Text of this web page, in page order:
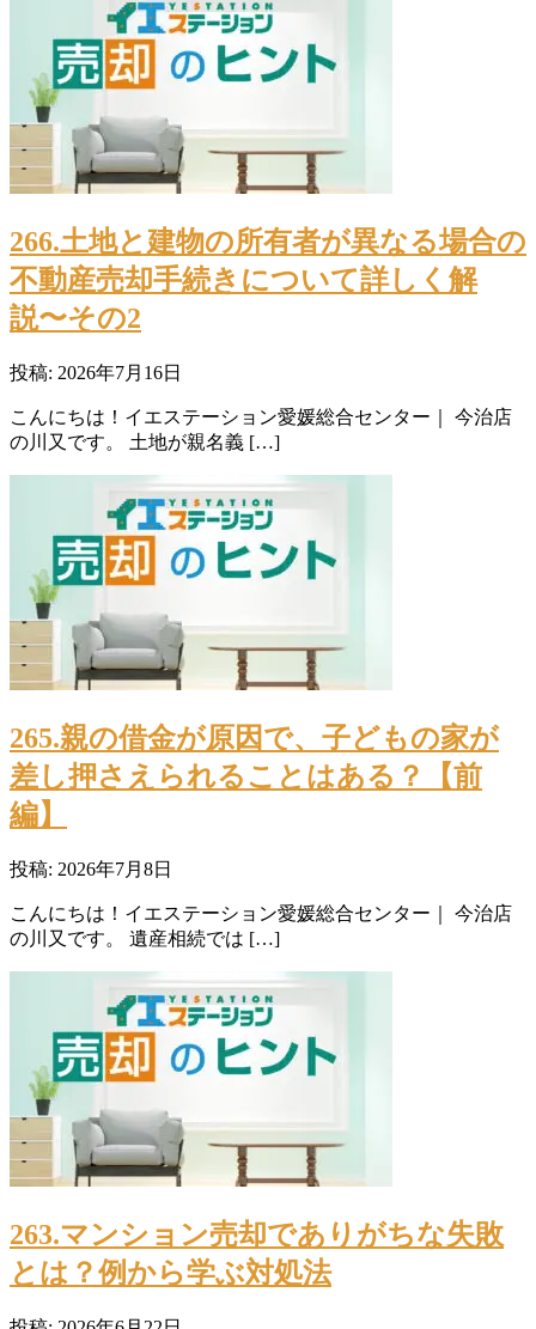
266.土地と建物の所有者が異なる場合の
不動産売却手続きについて詳しく解
説〜その2
投稿: 2026年7月16日
こんにちは！イエステーション愛媛総合センター｜ 今治店
の川又です。 土地が親名義 […]
265.親の借金が原因で、子どもの家が
差し押さえられることはある？【前
編】
投稿: 2026年7月8日
こんにちは！イエステーション愛媛総合センター｜ 今治店
の川又です。 遺産相続では […]
263.マンション売却でありがちな失敗
とは？例から学ぶ対処法